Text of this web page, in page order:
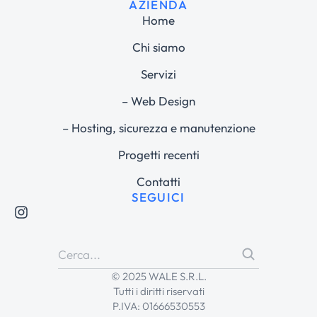
AZIENDA
Home
Chi siamo
Servizi
– Web Design
– Hosting, sicurezza e manutenzione
Progetti recenti
Contatti
SEGUICI
© 2025 WALE S.R.L.
Tutti i diritti riservati
P.IVA: 01666530553